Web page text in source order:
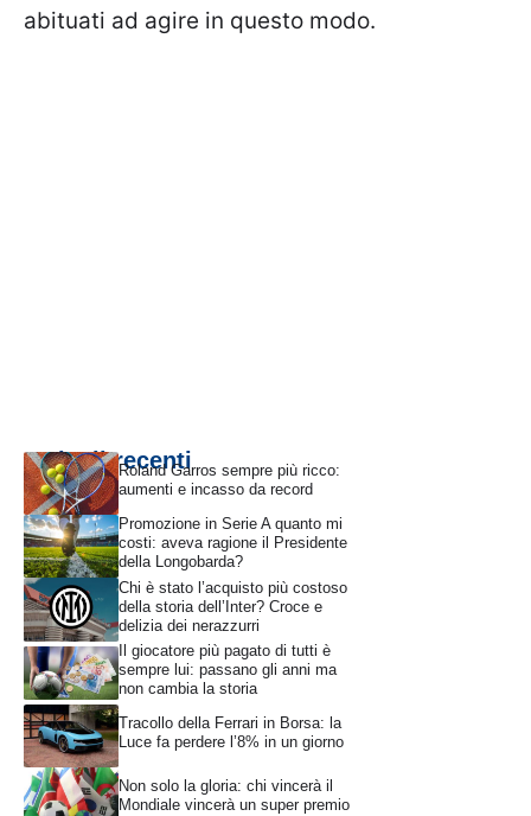
abituati ad agire in questo modo.
Articoli recentiRoland Garros sempre più ricco:
aumenti e incasso da record
Promozione in Serie A quanto mi
costi: aveva ragione il Presidente
della Longobarda?
Chi è stato l’acquisto più costoso
della storia dell’Inter? Croce e
delizia dei nerazzurri
Il giocatore più pagato di tutti è
sempre lui: passano gli anni ma
non cambia la storia
Tracollo della Ferrari in Borsa: la
Luce fa perdere l’8% in un giorno
Non solo la gloria: chi vincerà il
Mondiale vincerà un super premio